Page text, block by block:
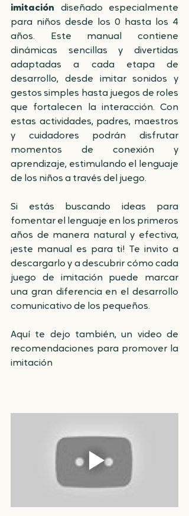
imitación diseñado especialmente
para niños desde los 0 hasta los 4
años. Este manual contiene
dinámicas sencillas y divertidas
adaptadas a cada etapa de
desarrollo, desde imitar sonidos y
gestos simples hasta juegos de roles
que fortalecen la interacción. Con
estas actividades, padres, maestros
y cuidadores podrán disfrutar
momentos de conexión y
aprendizaje, estimulando el lenguaje
de los niños a través del juego.
Si estás buscando ideas para
fomentar el lenguaje en los primeros
años de manera natural y efectiva,
¡este manual es para ti! Te invito a
descargarlo y a descubrir cómo cada
juego de imitación puede marcar
una gran diferencia en el desarrollo
comunicativo de los pequeños.
Aquí te dejo también, un video de
recomendaciones para promover la
imitación